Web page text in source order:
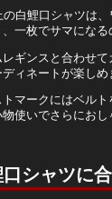
の白鯉口シャツは
一枚でサマになる
ギンスと合わせ
ディネートが楽し
トマークにはベル
使いでさらにおし
口シャツに